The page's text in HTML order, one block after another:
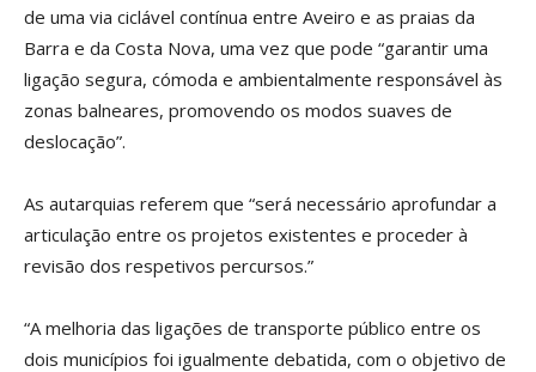
de uma via ciclável contínua entre Aveiro e as praias da
Barra e da Costa Nova, uma vez que pode “garantir uma
ligação segura, cómoda e ambientalmente responsável às
zonas balneares, promovendo os modos suaves de
deslocação”.
As autarquias referem que “será necessário aprofundar a
articulação entre os projetos existentes e proceder à
revisão dos respetivos percursos.”
“A melhoria das ligações de transporte público entre os
dois municípios foi igualmente debatida, com o objetivo de